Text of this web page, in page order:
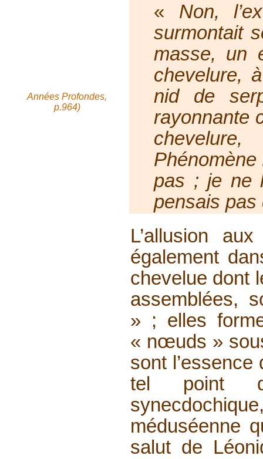
Années Profondes,
p.964)
« Non,
surmontait
masse, un
chevelure,
nid de
rayonnante
pas ; je ne
pensais pas
L’allusion
également
chevelue dont
assemblées,
» ; elles
« nœuds »
sont l’essence
tel point
méduséenne
salut de